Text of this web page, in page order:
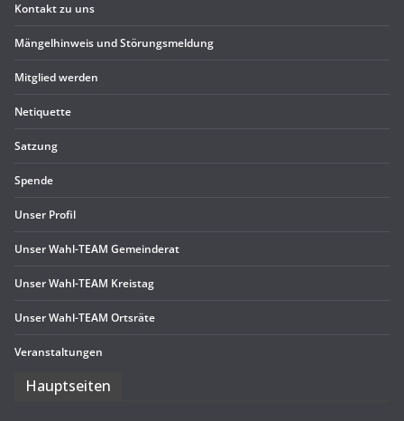
Kon­takt zu uns
Män­gel­hin­weis und Störungsmeldung
Mit­glied werden
Neti­quette
Sat­zung
Spende
Unser Pro­fil
Unser Wahl-TEAM Gemeinderat
Unser Wahl-TEAM Kreistag
Unser Wahl-TEAM Ortsräte
Ver­an­stal­tun­gen
Haupt­sei­ten